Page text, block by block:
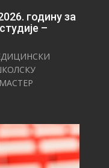
годину за
–